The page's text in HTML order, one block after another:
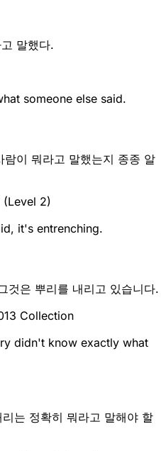
말했다.
someone else said.
이 뭐라고 말했는지 종종 알
(Level 2)
it's entrenching.
것은 뿌리를 내리고 있습니다.
Collection
didn't know exactly what
는 정확히 뭐라고 말해야 할